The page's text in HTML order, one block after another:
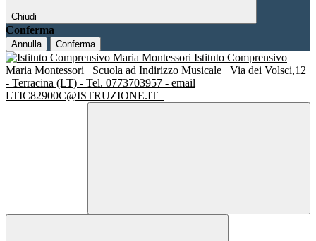
Chiudi
Conferma
Annulla Conferma
Istituto Comprensivo
Maria Montessori
Scuola ad Indirizzo Musicale
Via dei Volsci,12
- Terracina (LT) - Tel. 0773703957 - email
LTIC82900C@ISTRUZIONE.IT